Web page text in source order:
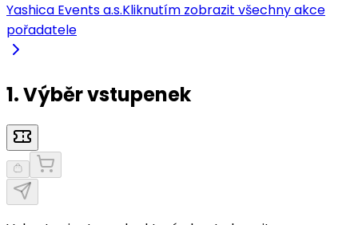
Yashica Events a.s.Kliknutím zobrazit všechny akce
pořadatele
1. Výběr vstupenek